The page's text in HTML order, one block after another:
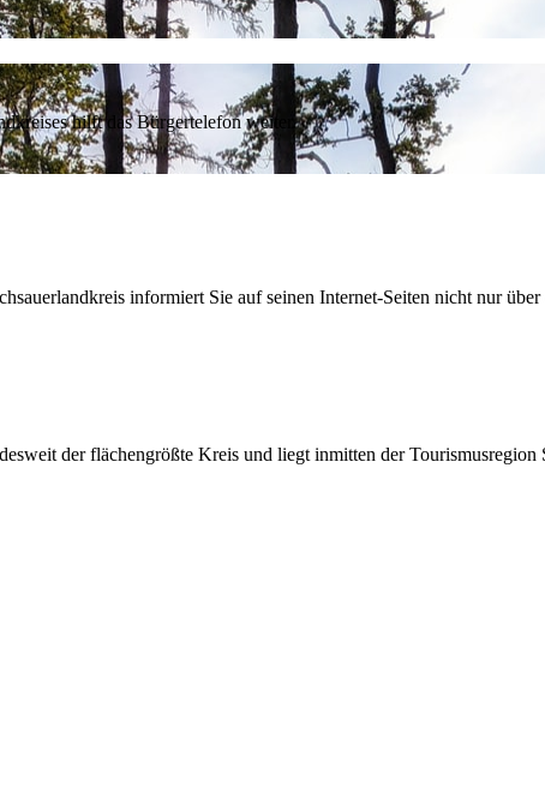
hilft das Bürgertelefon weiter.
informiert Sie auf seinen Internet-Seiten nicht nur
der flächengrößte Kreis und liegt inmitten der Tourismusregion